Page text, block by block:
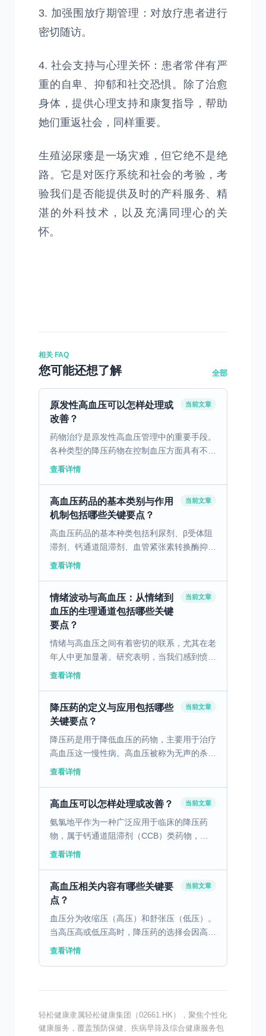
3. 加强围放疗期管理：对放疗患者进行
密切随访。
4. 社会支持与心理关怀：患者常伴有严
重的自卑、抑郁和社交恐惧。除了治愈
身体，提供心理支持和康复指导，帮助
她们重返社会，同样重要。
生殖泌尿瘘是一场灾难，但它绝不是绝
路。它是对医疗系统和社会的考验，考
验我们是否能提供及时的产科服务、精
湛的外科技术，以及充满同理心的关
怀。
相关 FAQ
您可能还想了解 全部
原发性高血压可以怎样处理或
改善？
当前文章
药物治疗是原发性高血压管理中的重要手段。
各种类型的降压药物在控制血压方面具有不同
的作用机制与适用人群。利尿剂通过排除体内
查看详情
高血压药品的基本类别与作用
机制包括哪些关键要点？
当前文章
高血压药品的基本种类包括利尿剂、β受体阻
滞剂、钙通道阻滞剂、血管紧张素转换酶抑制
剂和血管紧张素II受体阻滞剂等。利尿剂通过
查看详情
情绪波动与高血压：从情绪到
血压的生理通道包括哪些关键
要点？
当前文章
情绪与高血压之间有着密切的联系，尤其在老
年人中更加显著。研究表明，当我们感到愤
怒、焦虑或抑郁时，身体会释放出大量的应激
查看详情
降压药的定义与应用包括哪些
关键要点？
当前文章
降压药是用于降低血压的药物，主要用于治疗
高血压这一慢性病。高血压被称为无声的杀
手，因为它往往在没有明显症状的情况下，对
查看详情
高血压可以怎样处理或改善？ 当前文章
氨氯地平作为一种广泛应用于临床的降压药
物，属于钙通道阻滞剂（CCB）类药物，在
高血压的治疗中发挥着极为关键的作用。 氨
查看详情
高血压相关内容有哪些关键要
点？
当前文章
血压分为收缩压（高压）和舒张压（低压）。
当高压高或低压高时，降压药的选择会因高血
压类型和患者个体情况有所区别。 对于单纯
查看详情
轻松健康隶属轻松健康集团（02661.HK），聚焦个性化
健康服务，覆盖预防保健、疾病早筛及综合健康服务包